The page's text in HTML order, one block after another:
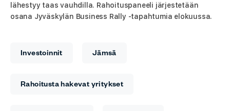
lähestyy taas vauhdilla. Rahoituspaneeli järjestetään
osana Jyväskylän Business Rally -tapahtumia elokuussa.
Investoinnit Jämsä
Rahoitusta hakevat yritykset